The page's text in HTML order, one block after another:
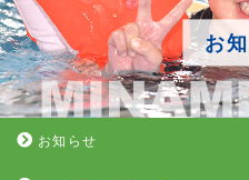
お
お知らせ